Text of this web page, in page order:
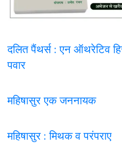
दलित पैंथर्स : एन ऑथरेटिव
पवार
महिषासुर एक जननायक
महिषासुर : मिथक व परंपराए